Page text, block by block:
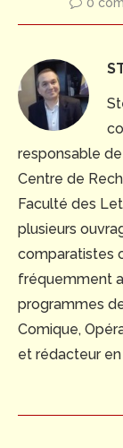
0
responsable
Centre de
Faculté des
plusieurs
comparatistes
fréquemment
programmes
Comique,
et rédacteur